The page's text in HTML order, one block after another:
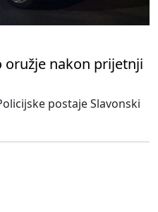
oružje nakon prijetnji
postaje Slavonski